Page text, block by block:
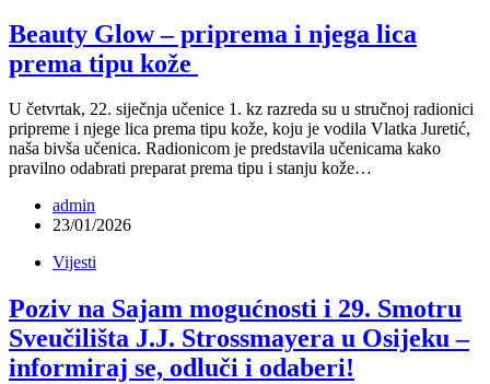
Beauty Glow – priprema i njega lica
prema tipu kože
U četvrtak, 22. siječnja učenice 1. kz razreda su u stručnoj radionici
pripreme i njege lica prema tipu kože, koju je vodila Vlatka Juretić,
naša bivša učenica. Radionicom je predstavila učenicama kako
pravilno odabrati preparat prema tipu i stanju kože…
admin
23/01/2026
Vijesti
Poziv na Sajam mogućnosti i 29. Smotru
Sveučilišta J.J. Strossmayera u Osijeku –
informiraj se, odluči i odaberi!